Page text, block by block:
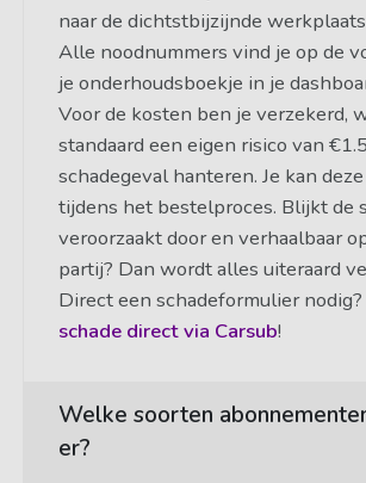
naar de dichtstbijzijnde
Alle noodnummers vind je op de
je onderhoudsboekje in je
Voor de kosten ben je verzekerd,
standaard een eigen risico van
schadegeval hanteren. Je kan
tijdens het bestelproces. Blijkt de
veroorzaakt door en verhaalbaar
partij? Dan wordt alles uiteraard
Direct een schadeformulier nodig?
schade direct via Carsub!
Welke soorten
er?